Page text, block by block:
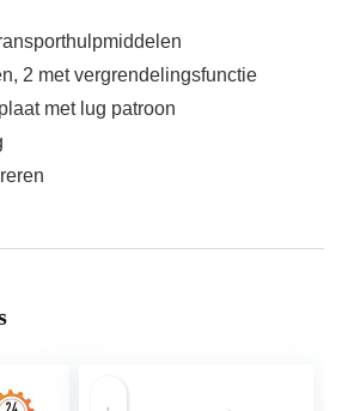
2 met vergrendelingsfunctie
met lug patroon